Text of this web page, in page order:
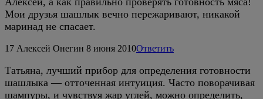
Мои друзья шашлык вечно пережаривают, никакой
маринад не спасает.
17 Алексей Онегин 8 июня 2010Ответить
Татьяна, лучший прибор для определения готовности
шашлыка — отточенная интуиция. Часто поворачивая
шампуры, и чувствуя жар углей, можно определить,